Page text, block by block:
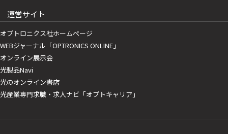
運営サイト
オプトロニクス社ホームページ
WEBジャーナル「OPTRONICS ONLINE」
オンライン展示会
光製品Navi
光のオンライン書店
光産業専門求職・求人ナビ「オプトキャリア」